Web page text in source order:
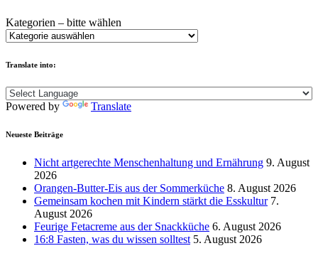
Kategorien – bitte wählen
Translate into:
Powered by Translate
Neueste Beiträge
Nicht artgerechte Menschenhaltung und Ernährung 9. August
2026
Orangen-Butter-Eis aus der Sommerküche 8. August 2026
Gemeinsam kochen mit Kindern stärkt die Esskultur 7.
August 2026
Feurige Fetacreme aus der Snackküche 6. August 2026
16:8 Fasten, was du wissen solltest 5. August 2026